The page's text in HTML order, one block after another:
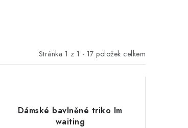
Stránka 1 z 1 - 17 položek celkem
Dámské bavlněné triko Im
waiting